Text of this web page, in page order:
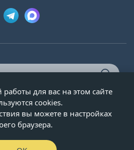
ИНН 5020092947, 1995-2026 г.
для вас на этом сайте
cookies.
вы можете в настройках
браузера.